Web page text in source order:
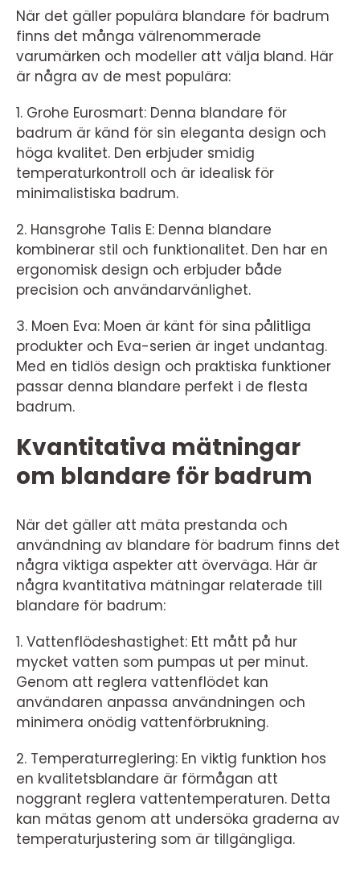
När det gäller populära blandare för badrum
finns det många välrenommerade
varumärken och modeller att välja bland. Här
är några av de mest populära:
1. Grohe Eurosmart: Denna blandare för
badrum är känd för sin eleganta design och
höga kvalitet. Den erbjuder smidig
temperaturkontroll och är idealisk för
minimalistiska badrum.
2. Hansgrohe Talis E: Denna blandare
kombinerar stil och funktionalitet. Den har en
ergonomisk design och erbjuder både
precision och användarvänlighet.
3. Moen Eva: Moen är känt för sina pålitliga
produkter och Eva-serien är inget undantag.
Med en tidlös design och praktiska funktioner
passar denna blandare perfekt i de flesta
badrum.
Kvantitativa mätningar
om blandare för badrum
När det gäller att mäta prestanda och
användning av blandare för badrum finns det
några viktiga aspekter att överväga. Här är
några kvantitativa mätningar relaterade till
blandare för badrum:
1. Vattenflödeshastighet: Ett mått på hur
mycket vatten som pumpas ut per minut.
Genom att reglera vattenflödet kan
användaren anpassa användningen och
minimera onödig vattenförbrukning.
2. Temperaturreglering: En viktig funktion hos
en kvalitetsblandare är förmågan att
noggrant reglera vattentemperaturen. Detta
kan mätas genom att undersöka graderna av
temperaturjustering som är tillgängliga.